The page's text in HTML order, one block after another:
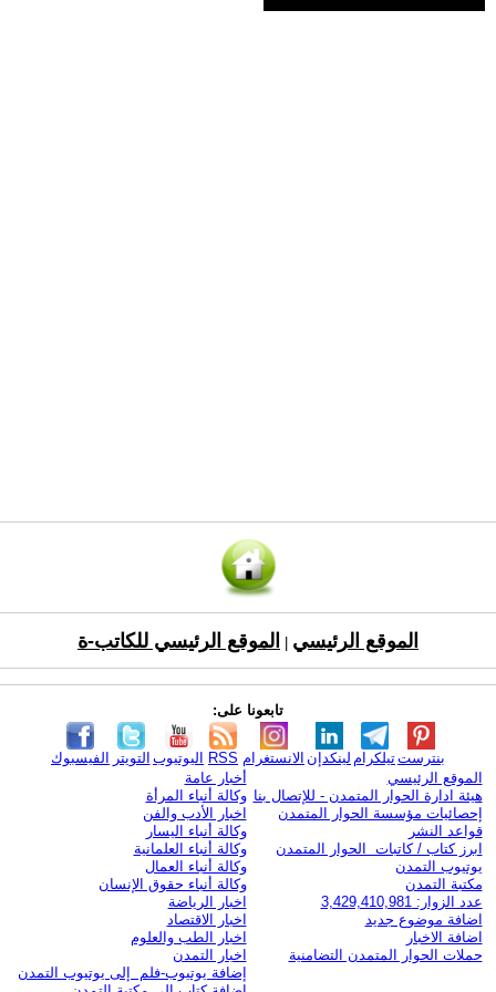
الموقع الرئيسي الموقع الرئيسي للكاتب-ة
تابعونا على:
الفيسبوك التويتر اليوتيوب RSS الانستغرام لينكدإن تيلكرامبنترست
الموقع الرئيسي
هيئة ادارة الحوار المتمدن - للإتصال بنا
إحصائيات مؤسسة الحوار المتمدن
قواعد النشر
ابرز كتاب / كاتبات الحوار المتمدن
يوتيوب التمدن
مكتبة التمدن
عدد الزوار: 3,429,410,981
اضافة موضوع جديد
اضافة الاخبار
حملات الحوار المتمدن التضامنية
أخبار عامة
وكالة أنباء المرأة
اخبار الأدب والفن
وكالة أنباء اليسار
وكالة أنباء العلمانية
وكالة أنباء العمال
وكالة أنباء حقوق الإنسان
اخبار الرياضة
اخبار الاقتصاد
اخبار الطب والعلوم
اخبار التمدن
إضافة يوتيوب-فلم إلى يوتيوب التمدن